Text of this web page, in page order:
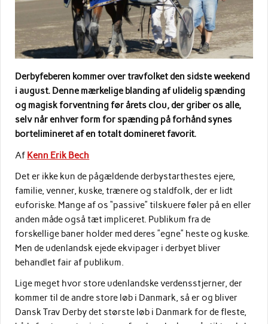
Derbyfeberen kommer over travfolket den sidste weekend
i august. Denne mærkelige blanding af ulidelig spænding
og magisk forventning før årets clou, der griber os alle,
selv når enhver form for spænding på forhånd synes
bortelimineret af en totalt domineret favorit.
Af Kenn Erik Bech
Det er ikke kun de pågældende derbystarthestes ejere,
familie, venner, kuske, trænere og staldfolk, der er lidt
euforiske. Mange af os “passive” tilskuere føler på en eller
anden måde også tæt impliceret. Publikum fra de
forskellige baner holder med deres ”egne” heste og kuske.
Men de udenlandsk ejede ekvipager i derbyet bliver
behandlet fair af publikum.
Lige meget hvor store udenlandske verdensstjerner, der
kommer til de andre store løb i Danmark, så er og bliver
Dansk Trav Derby det største løb i Danmark for de fleste,